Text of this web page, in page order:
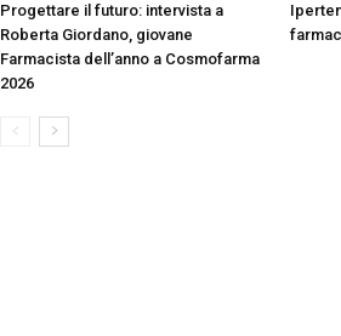
Progettare il futuro: intervista a
Roberta Giordano, giovane
Farmacista dell’anno a Cosmofarma
2026